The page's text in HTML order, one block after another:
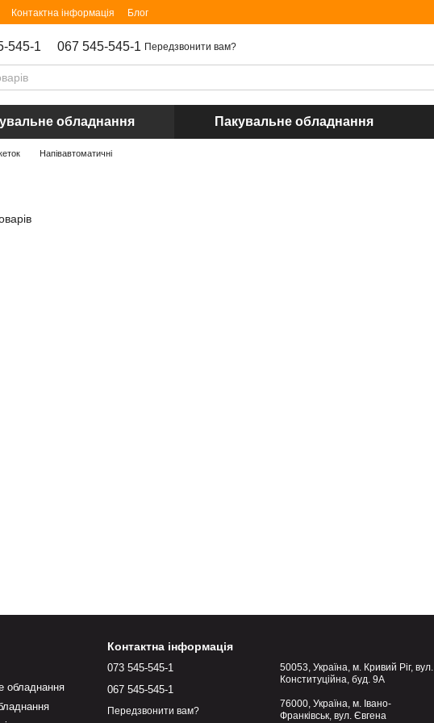
Контактна інформація Блог
545-1 067 545-545-1 Передзвонити вам?
обладнання Пакувальне обладнання
Напівавтоматичні
обладнання
Контактна інформація
073 545-545-1
067 545-545-1
Передзвонити вам?
50053, Україна, м. Кривий Ріг, вул.
Конституційна, буд. 9А
76000, Україна, м. Івано-
Франківськ, вул. Євгена